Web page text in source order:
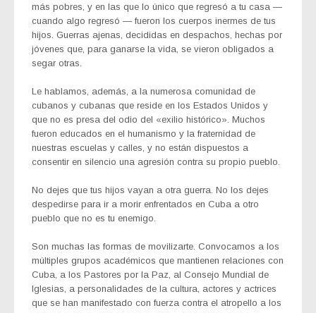
más pobres, y en las que lo único que regresó a tu casa —
cuando algo regresó — fueron los cuerpos inermes de tus
hijos. Guerras ajenas, decididas en despachos, hechas por
jóvenes que, para ganarse la vida, se vieron obligados a
segar otras.
Le hablamos, además, a la numerosa comunidad de
cubanos y cubanas que reside en los Estados Unidos y
que no es presa del odio del «exilio histórico». Muchos
fueron educados en el humanismo y la fraternidad de
nuestras escuelas y calles, y no están dispuestos a
consentir en silencio una agresión contra su propio pueblo.
No dejes que tus hijos vayan a otra guerra. No los dejes
despedirse para ir a morir enfrentados en Cuba a otro
pueblo que no es tu enemigo.
Son muchas las formas de movilizarte. Convocamos a los
múltiples grupos académicos que mantienen relaciones con
Cuba, a los Pastores por la Paz, al Consejo Mundial de
Iglesias, a personalidades de la cultura, actores y actrices
que se han manifestado con fuerza contra el atropello a los